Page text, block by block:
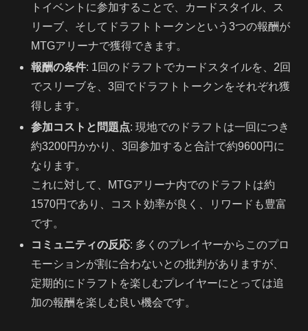
トイベントに参加することで、カードスタイル、ス
リーブ、そしてドラフトトークンという3つの報酬が
MTGアリーナで獲得できます。
報酬の条件: 1回のドラフトでカードスタイルを、2回
でスリーブを、3回でドラフトトークンをそれぞれ獲
得します。
参加コストと問題点: 現地でのドラフトは一回につき
約3200円かかり、3回参加すると合計で約9600円に
なります。
これに対して、MTGアリーナ内でのドラフトは約
1570円であり、コスト効率が良く、リワードも豊富
です。
コミュニティの反応: 多くのプレイヤーからこのプロ
モーションが割に合わないとの批判がありますが、
定期的にドラフトを楽しむプレイヤーにとっては追
加の報酬を楽しむ良い機会です。